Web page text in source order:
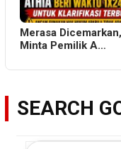
Merasa
Minta Pemilik A…
SEARCH